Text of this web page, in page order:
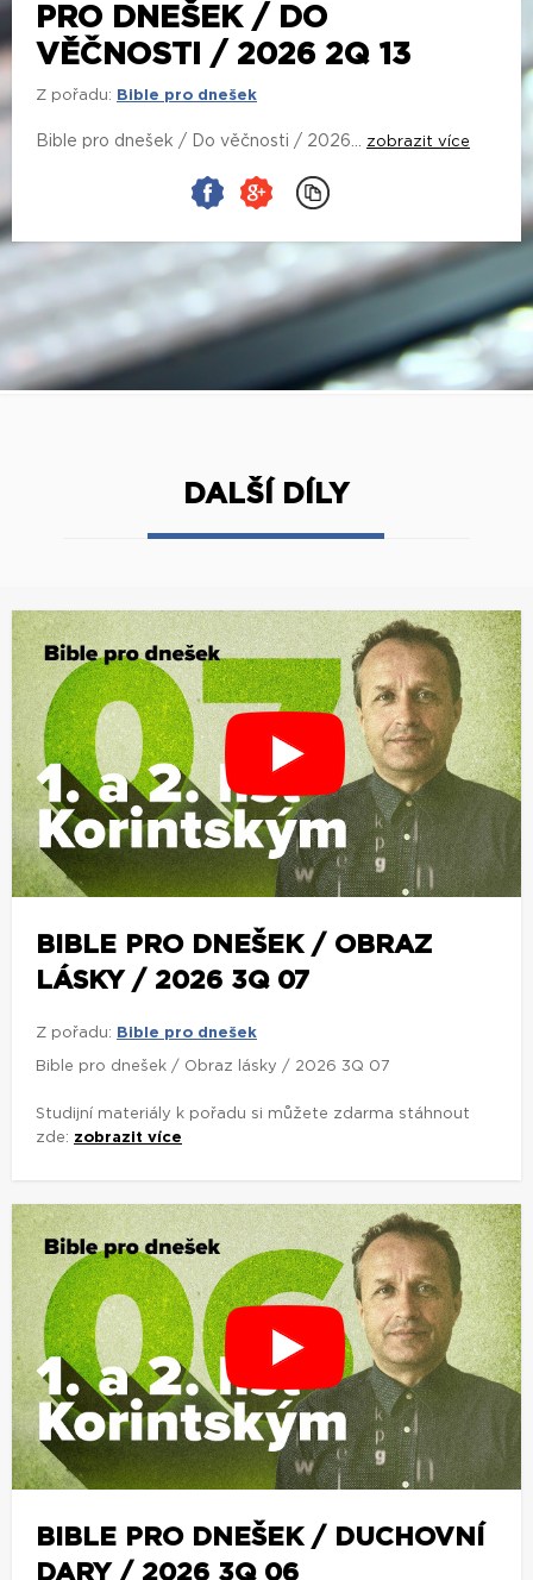
PRO DNEŠEK / DO
VĚČNOSTI / 2026 2Q 13
Z pořadu: Bible pro dnešek
Bible pro dnešek / Do věčnosti / 2026... zobrazit více
DALŠÍ DÍLY
BIBLE PRO DNEŠEK / OBRAZ
LÁSKY / 2026 3Q 07
Z pořadu: Bible pro dnešek
Bible pro dnešek / Obraz lásky / 2026 3Q 07
Studijní materiály k pořadu si můžete zdarma stáhnout
zde: zobrazit více
BIBLE PRO DNEŠEK / DUCHOVNÍ
DARY / 2026 3Q 06